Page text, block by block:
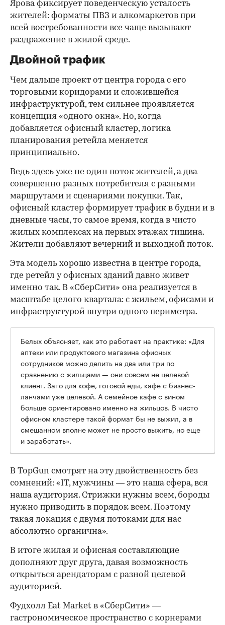
Ярова фиксирует поведенческую усталость
жителей: форматы ПВЗ и алкомаркетов при
всей востребованности все чаще вызывают
раздражение в жилой среде.
Двойной трафик
Чем дальше проект от центра города с его
торговыми коридорами и сложившейся
инфраструктурой, тем сильнее проявляется
концепция «одного окна». Но, когда
добавляется офисный кластер, логика
планирования ретейла меняется
принципиально.
Ведь здесь уже не один поток жителей, а два
совершенно разных потребителя с разными
маршрутами и сценариями покупки. Так,
офисный кластер формирует трафик в будни и в
дневные часы, то самое время, когда в чисто
жилых комплексах на первых этажах тишина.
Жители добавляют вечерний и выходной поток.
Эта модель хорошо известна в центре города,
где ретейл у офисных зданий давно живет
именно так. В «СберСити» она реализуется в
масштабе целого квартала: с жильем, офисами и
инфраструктурой внутри одного периметра.
Белых объясняет, как это работает на практике: «Для
аптеки или продуктового магазина офисных
сотрудников можно делить на два или три по
сравнению с жильцами — они совсем не целевой
клиент. Зато для кофе, готовой еды, кафе с бизнес-
ланчами уже целевой. А семейное кафе с вином
больше ориентировано именно на жильцов. В чисто
офисном кластере такой формат бы не выжил, а в
смешанном вполне может не просто выжить, но еще
и заработать».
В TopGun смотрят на эту двойственность без
сомнений: «IT, мужчины — это наша сфера, вся
наша аудитория. Стрижки нужны всем, бороды
нужно приводить в порядок всем. Поэтому
такая локация с двумя потоками для нас
абсолютно органична».
В итоге жилая и офисная составляющие
дополняют друг друга, давая возможность
открыться арендаторам с разной целевой
аудиторией.
Фудхолл Eat Market в «СберСити» —
гастрономическое пространство с корнерами